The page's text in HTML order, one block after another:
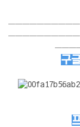
구